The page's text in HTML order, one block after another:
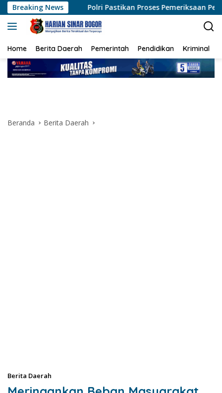
Langsung
ke
konten
Breaking News
Polri Pastikan Proses Pemeriksaan Personel di Aceh
Home Berita Daerah Pemerintah Pendidikan Kriminal
Beranda Berita Daerah
Berita Daerah